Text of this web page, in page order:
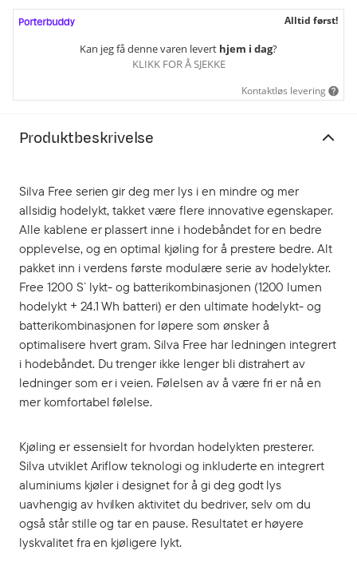
Alltid først!
Kan jeg få denne varen levert hjem i dag?
KLIKK FOR Å SJEKKE
Kontaktløs levering
Produktbeskrivelse
Silva Free serien gir deg mer lys i en mindre og mer
allsidig hodelykt, takket være flere innovative egenskaper.
Alle kablene er plassert inne i hodebåndet for en bedre
opplevelse, og en optimal kjøling for å prestere bedre. Alt
pakket inn i verdens første modulære serie av hodelykter.
Free 1200 S` lykt- og batterikombinasjonen (1200 lumen
hodelykt + 24.1 Wh batteri) er den ultimate hodelykt- og
batterikombinasjonen for løpere som ønsker å
optimalisere hvert gram. Silva Free har ledningen integrert
i hodebåndet. Du trenger ikke lenger bli distrahert av
ledninger som er i veien. Følelsen av å være fri er nå en
mer komfortabel følelse.
Kjøling er essensielt for hvordan hodelykten presterer.
Silva utviklet Ariflow teknologi og inkluderte en integrert
aluminiums kjøler i designet for å gi deg godt lys
uavhengig av hvilken aktivitet du bedriver, selv om du
også står stille og tar en pause. Resultatet er høyere
lyskvalitet fra en kjøligere lykt.